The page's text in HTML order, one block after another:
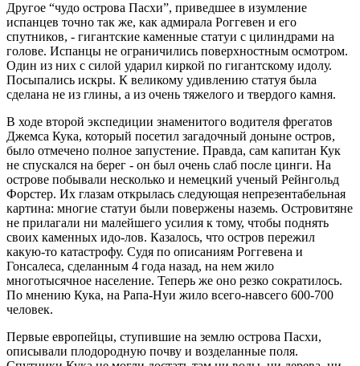
Другое “чудо острова Пасхи”, приведшее в изумление
испанцев точно так же, как адмирала Роггевен и его
спутников, - гигантские каменные статуи с цилиндрами на
голове. Испанцы не ограничились поверхностным осмотром.
Один из них с силой ударил киркой по гигантскому идолу.
Посыпались искры. К великому удивлению статуя была
сделана не из глины, а из очень тяжелого и твердого камня.
В ходе второй экспедиции знаменитого водителя фрегатов
Джемса Кука, который посетил загадочный доныне остров,
было отмечено полное запустение. Правда, сам капитан Кук
не спускался на берег - он был очень слаб после цинги. На
острове побывали несколько и немецкий ученый Рейнгольд
Форстер. Их глазам открылась следующая непрезентабельная
картина: многие статуи были повержены наземь. Островитяне
не прилагали ни малейшего усилия к тому, чтобы поднять
своих каменных идо-лов. Казалось, что остров пережил
какую-то катастрофу. Судя по описаниям Роггевена и
Гонсалеса, сделанным 4 года назад, на нем жило
многотысячное население. Теперь же оно резко сократилось.
По мнению Кука, на Рапа-Нуи жило всего-навсего 600-700
человек.
Первые европейцы, ступившие на землю острова Пасхи,
описывали плодородную почву и возделанные поля.